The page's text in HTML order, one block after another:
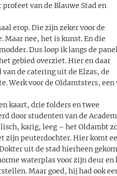
van de Blauwe Stad en
erop. Die zijn zeker voor de
nee, het is kunst. En die
Dus loop ik langs de
gebied overziet. Hier en daar
de catering uit de Elzas, de
Werk voor de Oldamtsters, een
kaart, drie folders en twee
door studenten van de
karig, leeg – het Oldambt
zijn peuterdochter. Hier komt
uit de stad hierheen
waterplas voor zijn deur en
Maar goed, hij had ook